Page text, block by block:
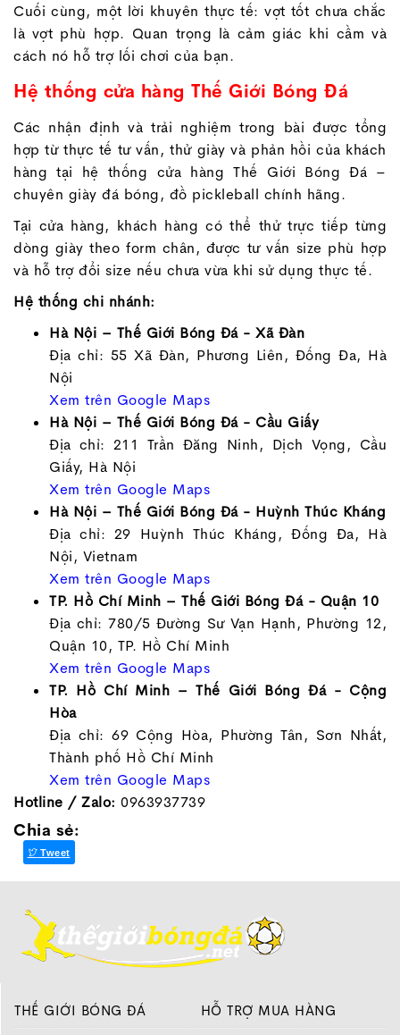
Cuối cùng, một lời khuyên thực tế: vợt tốt chưa chắc
là vợt phù hợp. Quan trọng là cảm giác khi cầm và
cách nó hỗ trợ lối chơi của bạn.
Hệ thống cửa hàng Thế Giới Bóng Đá
Các nhận định và trải nghiệm trong bài được tổng
hợp từ thực tế tư vấn, thử giày và phản hồi của khách
hàng tại hệ thống cửa hàng Thế Giới Bóng Đá –
chuyên giày đá bóng, đồ pickleball chính hãng.
Tại cửa hàng, khách hàng có thể thử trực tiếp từng
dòng giày theo form chân, được tư vấn size phù hợp
và hỗ trợ đổi size nếu chưa vừa khi sử dụng thực tế.
Hệ thống chi nhánh:
Hà Nội – Thế Giới Bóng Đá - Xã Đàn
Địa chỉ: 55 Xã Đàn, Phương Liên, Đống Đa, Hà
Nội
Xem trên Google Maps
Hà Nội – Thế Giới Bóng Đá - Cầu Giấy
Địa chỉ: 211 Trần Đăng Ninh, Dịch Vọng, Cầu
Giấy, Hà Nội
Xem trên Google Maps
Hà Nội – Thế Giới Bóng Đá - Huỳnh Thúc Kháng
Địa chỉ: 29 Huỳnh Thúc Kháng, Đống Đa, Hà
Nội, Vietnam
Xem trên Google Maps
TP. Hồ Chí Minh – Thế Giới Bóng Đá - Quận 10
Địa chỉ: 780/5 Đường Sư Vạn Hạnh, Phường 12,
Quận 10, TP. Hồ Chí Minh
Xem trên Google Maps
TP. Hồ Chí Minh – Thế Giới Bóng Đá - Cộng
Hòa
Địa chỉ: 69 Cộng Hòa, Phường Tân, Sơn Nhất,
Thành phố Hồ Chí Minh
Xem trên Google Maps
Hotline / Zalo: 0963937739
Chia sẻ:
Tweet
THẾ GIỚI BÓNG ĐÁ HỖ TRỢ MUA HÀNG